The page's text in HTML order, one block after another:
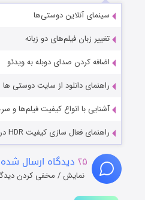
سینمای آنلاین دوستی‌ها
تغییر زبان فیلم‌های دو زبانه
اضافه کردن صدای دوبله به ویدئو
راهنمای دانلود از سایت دوستی ها
آشنایی با انواع کیفیت فیلم‌ها و
راهنمای فعال سازی کیفیت HDR در PotPlayer
۲۵ دیدگاه ارسال
نمایش / مخفی کردن